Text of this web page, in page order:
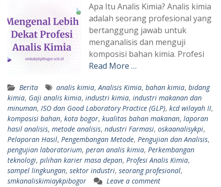
Apa Itu Analis Kimia? Analis kimia
adalah seorang profesional yang
bertanggung jawab untuk
menganalisis dan menguji
komposisi bahan kimia. Profesi
Read More …
Berita analis kimia, Analisis Kimia, bahan kimia, bidang
kimia, Gaji analis kimia, industri kimia, industri makanan dan
minuman, ISO dan Good Laboratory Practice (GLP), kcd wilayah II,
komposisi bahan, kota bogor, kualitas bahan makanan, laporan
hasil analisis, metode analisis, ndustri Farmasi, oskaanalisykpi,
Pelaporan Hasil, Pengembangan Metode, Pengujian dan Analisis,
pengujian laboratorium, peran analis kimia, Perkembangan
teknologi, pilihan karier masa depan, Profesi Analis Kimia,
sampel lingkungan, sektor industri, seorang profesional,
smkanaliskimiaykpibogor
Leave a comment